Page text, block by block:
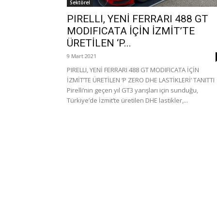
Sektörel
PIRELLI, YENİ FERRARI 488 GT
MODIFICATA İÇİN İZMİT’TE
ÜRETİLEN ‘P...
9 Mart 2021
PIRELLI, YENİ FERRARI 488 GT MODIFICATA İÇİN
İZMİT’TE ÜRETİLEN ‘P ZERO DHE LASTİKLERİ’ TANITTI
Pirelli’nin geçen yıl GT3 yarışları için sunduğu,
Türkiye’de İzmit’te üretilen DHE lastikler,...